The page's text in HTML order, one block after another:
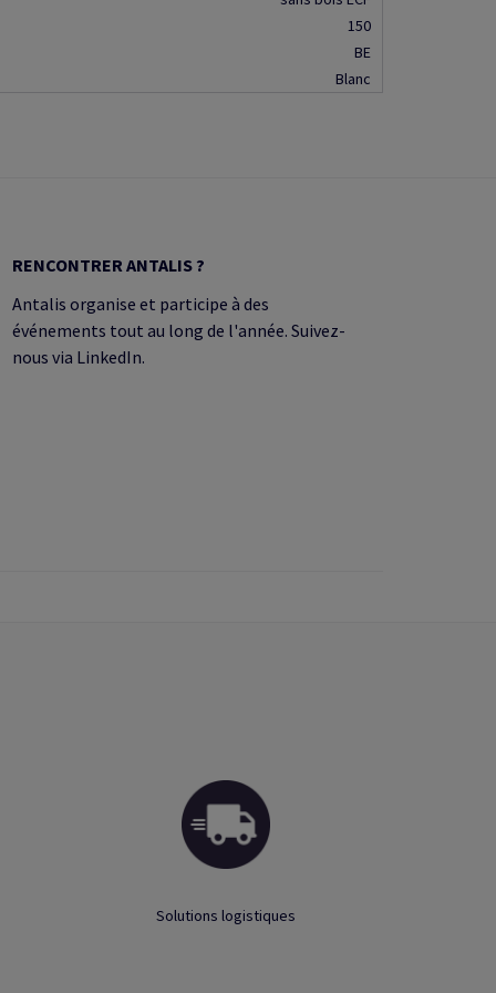
150
BE
Blanc
RENCONTRER ANTALIS ?
Antalis organise et participe à des
événements tout au long de l'année. Suivez-
nous via LinkedIn.
Solutions logistiques